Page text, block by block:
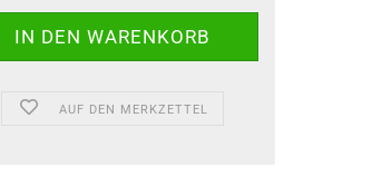
AUF DEN MERKZETTEL